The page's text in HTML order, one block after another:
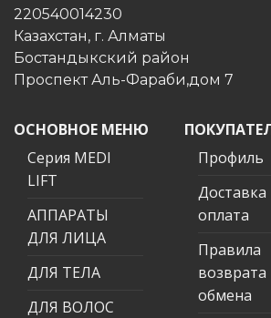
220540014230
Казахстан, г. Алматы
Бостандыкский район
Проспект Аль-Фараби,дом 7
ОСНОВНОЕ МЕНЮ
Серия MEDI
LIFT
АППАРАТЫ
ДЛЯ ЛИЦА
ДЛЯ ТЕЛА
ДЛЯ ВОЛОС
Профиль
Доставка
оплата
Правила
возврата
обмена